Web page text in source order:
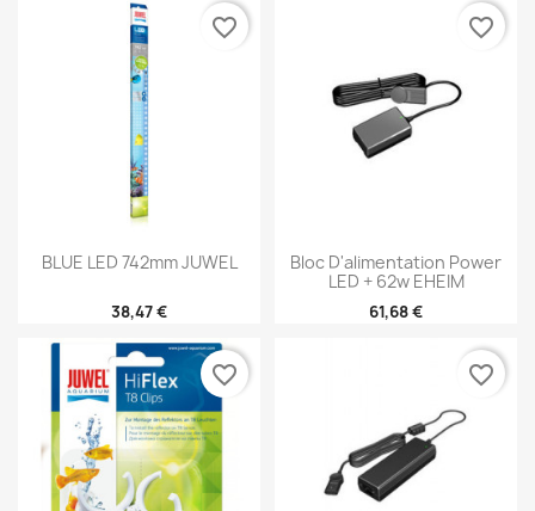
BLUE LED 742mm JUWEL
38,47 €
favorite_border
Bloc D'alimentation Power
LED + 62w EHEIM
61,68 €
favorite_border
favorite_border favorite_border